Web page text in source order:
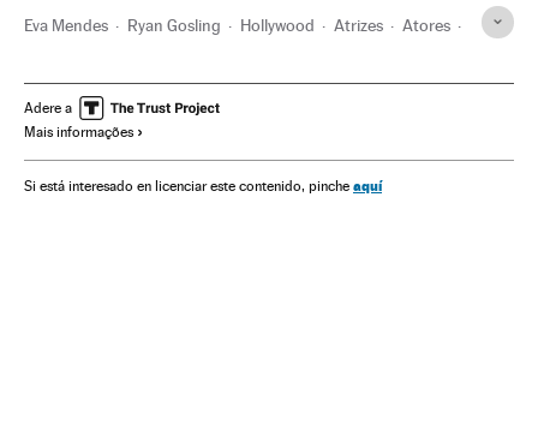
Eva Mendes Ryan Gosling Hollywood Atrizes Atores
Indústria Cinematográfica
Adere a
Mais informações
Si está interesado en licenciar este contenido, pinche aquí